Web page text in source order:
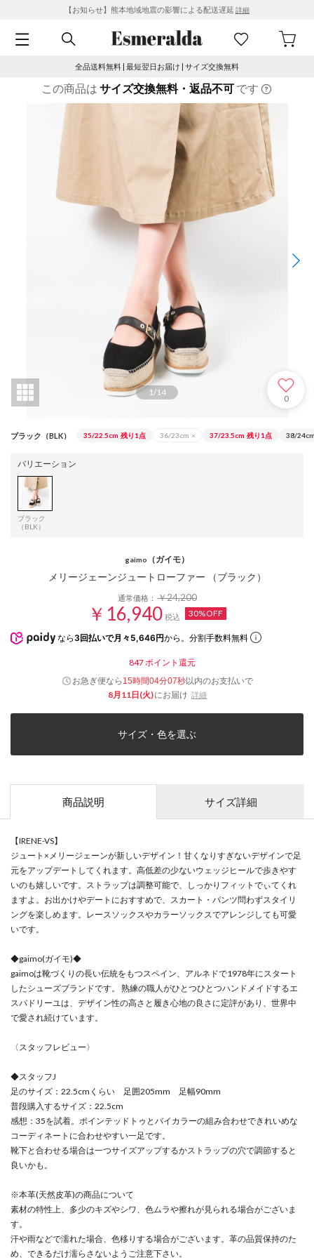
【お知らせ】熊本地域地震の影響による配送遅延 詳細
全品送料無料 | 最短翌日お届け | サイズ交換無料
この商品は サイズ交換無料・返品不可 です
1/14
0
ブラック（BLK） 35/22.5cm 残り1点 36/23cm × 37/23.5cm 残り1点 38/
バリエーション
ブラック
（BLK）
gaimo （ガイモ）
メリージェーンジュートローファー （ブラック）
通常価格：￥24,200
￥16,940 税込 30%OFF
なら 3回払いで月々5,646円から。分割手数料無料
847 ポイント還元
お急ぎ便なら 15時間04分07秒以内のお支払いで
8月11日(火)にお届け 詳細
サイズ・色を選ぶ
商品説明 サイズ詳細
【IRENE-VS】
ジュート×メリージェーンが新しいデザイン！甘くなりすぎないデザインで足
元をアップデートしてくれます。高低差の少ないウェッジヒールで歩きやす
いのも嬉しいです。ストラップは調整可能で、しっかりフィットでぃてくれ
ますよ。お出かけやデートにおすすめで、スカート・パンツ問わずスタイリ
ングを楽しめます。レースソックスやカラーソックスでアレンジしても可愛
いです。
◆gaimo(ガイモ)◆
gaimoは靴づくりの長い伝統をもつスペイン、アルネドで1978年にスタート
したシューズブランドです。 熟練の職人がひとつひとつハンドメイドするエ
スパドリーユは、デザイン性の高さと履き心地の良さに定評があり、世界中
で愛され続けています。
〈スタッフレビュー〉
◆スタッフJ
足のサイズ：22.5cmくらい 足囲205mm 足幅90mm
普段購入するサイズ：22.5cm
感想：35を試着。ポインテッドトゥとバイカラーの組み合わせできれいめな
コーディネートに合わせやすい一足です。
靴下と合わせる場合は一つサイズアップするかストラップの穴で調節すると
良いかも。
※本革(天然皮革)の商品について
素材の特性上、多少のキズやシワ、色ムラや擦れが見られる場合がございま
す。
汗や雨などで濡れた場合、色移りする場合がございます。革の品質保持のた
め、できるだけ濡らさないようご注意下さい。